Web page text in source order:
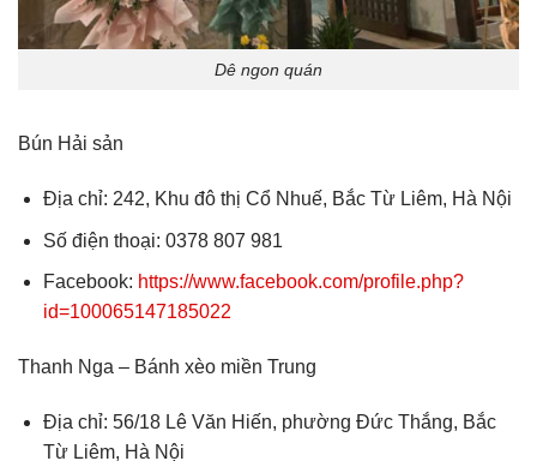
Dê ngon quán
Bún Hải sản
Địa chỉ: 242, Khu đô thị Cổ Nhuế, Bắc Từ Liêm, Hà Nội
Số điện thoại: 0378 807 981
Facebook: https://www.facebook.com/profile.php?
id=100065147185022
Thanh Nga – Bánh xèo miền Trung
Địa chỉ: 56/18 Lê Văn Hiến, phường Đức Thắng, Bắc
Từ Liêm, Hà Nội